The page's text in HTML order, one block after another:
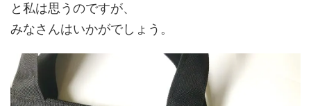
と私は思うのですが、
みなさんはいかがでしょう。